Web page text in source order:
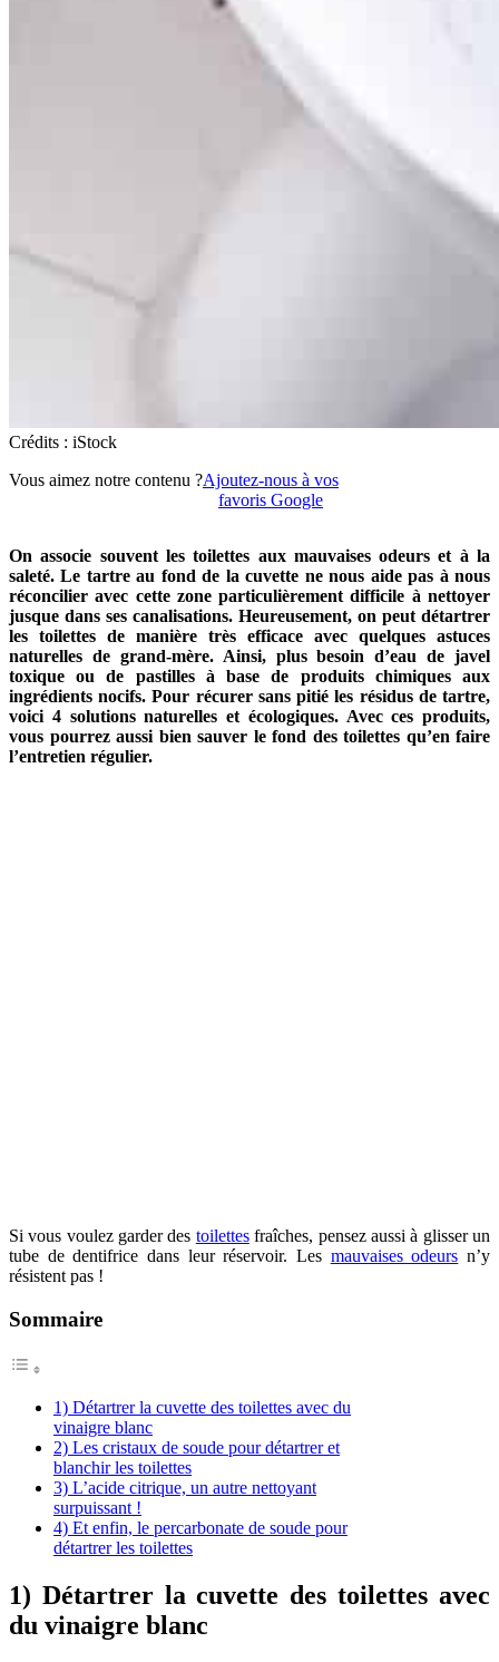
Crédits : iStock
Vous aimez notre contenu ?Ajoutez-nous à vos
favoris Google
On associe souvent les toilettes aux mauvaises odeurs et à la
saleté. Le tartre au fond de la cuvette ne nous aide pas à nous
réconcilier avec cette zone particulièrement difficile à nettoyer
jusque dans ses canalisations. Heureusement, on peut détartrer
les toilettes de manière très efficace avec quelques astuces
naturelles de grand-mère. Ainsi, plus besoin d’eau de javel
toxique ou de pastilles à base de produits chimiques aux
ingrédients nocifs. Pour récurer sans pitié les résidus de tartre,
voici 4 solutions naturelles et écologiques. Avec ces produits,
vous pourrez aussi bien sauver le fond des toilettes qu’en faire
l’entretien régulier.
Si vous voulez garder des toilettesfraîches, pensez aussi à glisser un
tube de dentifrice dans leur réservoir. Les mauvaises odeurs n’y
résistent pas !
Sommaire
1) Détartrer la cuvette des toilettes avec du
vinaigre blanc
2) Les cristaux de soude pour détartrer et
blanchir les toilettes
3) L’acide citrique, un autre nettoyant
surpuissant !
4) Et enfin, le percarbonate de soude pour
détartrer les toilettes
1) Détartrer la cuvette des toilettes avec
du vinaigre blanc